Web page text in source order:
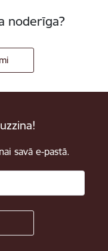
noderīga?
savā e-pastā.